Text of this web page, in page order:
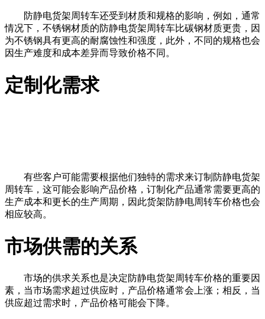
防静电货架周转车还受到材质和规格的影响，例如，通常
情况下，不锈钢材质的防静电货架周转车比碳钢材质更贵，因
为不锈钢具有更高的耐腐蚀性和强度，此外，不同的规格也会
因生产难度和成本差异而导致价格不同。
定制化需求
有些客户可能需要根据他们独特的需求来订制防静电货架
周转车，这可能会影响产品价格，订制化产品通常需要更高的
生产成本和更长的生产周期，因此货架防静电周转车价格也会
相应较高。
市场供需的关系
市场的供求关系也是决定防静电货架周转车价格的重要因
素，当市场需求超过供应时，产品价格通常会上涨；相反，当
供应超过需求时，产品价格可能会下降。